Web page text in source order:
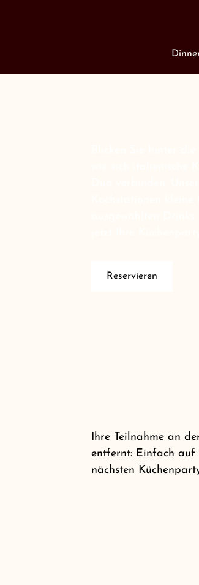
Reservieren
Ihre Teilnahme an
entfernt: Einfach auf
nächsten